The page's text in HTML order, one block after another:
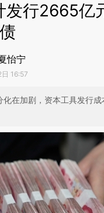
发行2665亿
怡宁
16:57
在加剧，资本工具发行